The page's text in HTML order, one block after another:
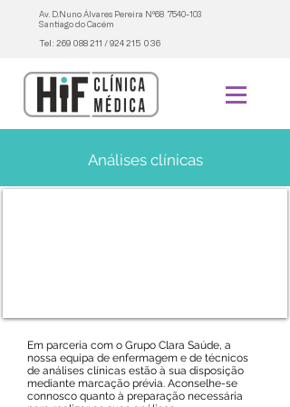
Av. D.Nuno Álvares Pereira Nº68 7540-103
Santiago do Cacém
Tel: 269 088 211 /924 215 036
Análises clínicas
Em parceria com o Grupo Clara Saúde, a
nossa equipa de enfermagem e de técnicos
de análises clínicas estão à sua disposição
mediante marcação prévia. Aconselhe-se
connosco quanto à preparação necessária